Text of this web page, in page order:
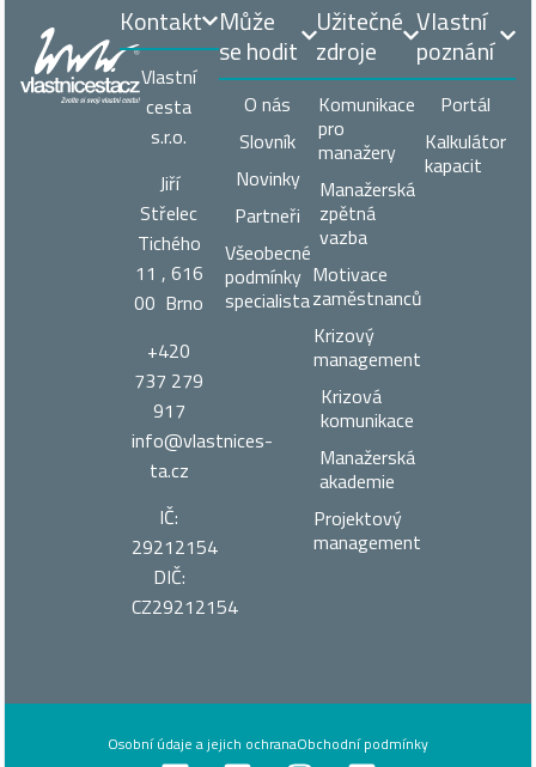
Může
se hodit
O nás
Slovník
Novinky
Partneři
Všeobecné
podmínky
specialista
Užitečné
zdroje
Komunikace
pro
manažery
Manažerská
zpětná
vazba
Motivace
zaměstnanců
Krizový
management
Krizová
komunikace
Manažerská
akademie
Projektový
management
Vlastní
poznání
Portál
Kalkulátor
kapacit
Kontakt
Vlastní
cesta
s.r.o.
Jiří
Střelec
Tichého
11 , 616
00 Brno
+420
737 279
917
info@vlastnices­
ta.cz
IČ:
29212154
DIČ:
CZ29212154
Osobní údaje a jejich ochranaObchodní podmínky